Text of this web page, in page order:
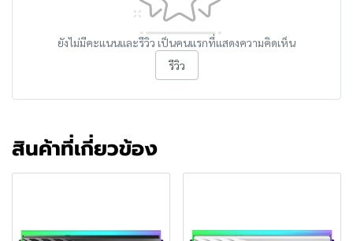
ยังไม่มีคะแนนและรีวิว เป็นคนแรกที่แสดงความคิดเห็น
รีวิว
สินค้าที่เกี่ยวข้อง